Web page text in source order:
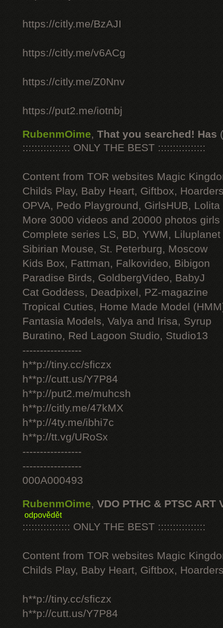
https://citly.me/BzAJI
https://citly.me/v6ACg
https://citly.me/Z0Nnv
https://put2.me/iotnbj
RubenmOime, That you searched! Has
:::::::::::::::: ONLY THE BEST ::::::::::::::::
Content from TOR websites Magic
Childs Play, Baby Heart, Giftbox,
OPVA, Pedo Playground, GirlsHUB, Lolita
More 3000 videos and 20000 photos
Complete series LS, BD, YWM, Liluplanet
Sibirian Mouse, St. Peterburg, Moscow
Kids Box, Fattman, Falkovideo, Bibigon
Paradise Birds, GoldbergVideo, BabyJ
Cat Goddess, Deadpixel, PZ-magazine
Tropical Cuties, Home Made Model
Fantasia Models, Valya and Irisa, Syrup
Buratino, Red Lagoon Studio, Studio13
-----------------
h**p://tiny.cc/sficzx
h**p://cutt.us/Y7P84
h**p://put2.me/muhcsh
h**p://citly.me/47kMX
h**p://4ty.me/ibhi7c
h**p://tt.vg/URoSx
-----------------
-----------------
000A000493
RubenmOime, VDO PTHC & PTSC ART
odpovědět
:::::::::::::::: ONLY THE BEST ::::::::::::::::
Content from TOR websites Magic
Childs Play, Baby Heart, Giftbox,
h**p://tiny.cc/sficzx
h**p://cutt.us/Y7P84